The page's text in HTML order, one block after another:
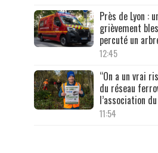
Près de Lyon :
grièvement
percuté un
12:45
“On a un vrai
du réseau
l’association
11:54